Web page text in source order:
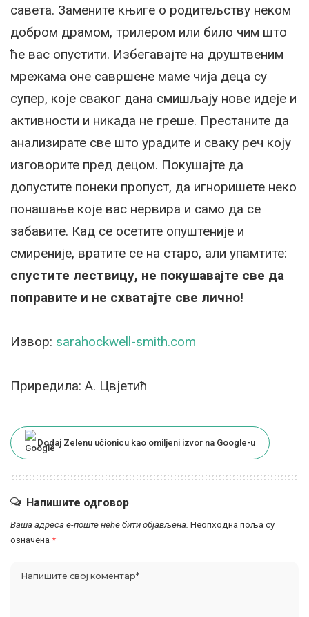
савета. Замените књиге о родитељству неком
добром драмом, трилером или било чим што
ће вас опустити. Избегавајте на друштвеним
мрежама оне савршене маме чија деца су
супер, које сваког дана смишљају нове идеје и
активности и никада не греше. Престаните да
анализирате све што урадите и сваку реч коју
изговорите пред децом. Покушајте да
допустите понеки пропуст, да игноришете неко
понашање које вас нервира и само да се
забавите. Кад се осетите опуштеније и
смиреније, вратите се на старо, али упамтите:
спустите лествицу, не покушавајте све да
поправите и не схватајте све лично!
Извор: sarahockwell-smith.com
Приредила: А. Цвјетић
Dodaj Zelenu učionicu kao omiljeni izvor na Google-u
Напишите одговор
Ваша адреса е-поште неће бити објављена. Неопходна поља су
означена *